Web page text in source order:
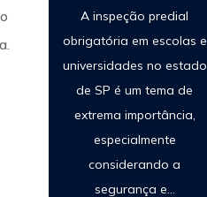
A inspeção predial
obrigatória em escolas e
universidades no estado
de SP é um tema de
extrema importância,
especialmente
considerando a
segurança e...